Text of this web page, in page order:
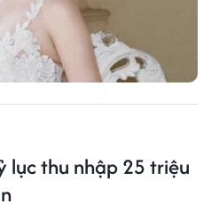
lục thu nhập 25 triệu